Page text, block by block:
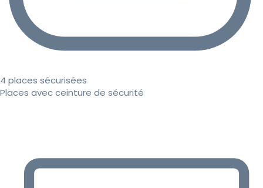
4 places sécurisées
Places avec ceinture de sécurité